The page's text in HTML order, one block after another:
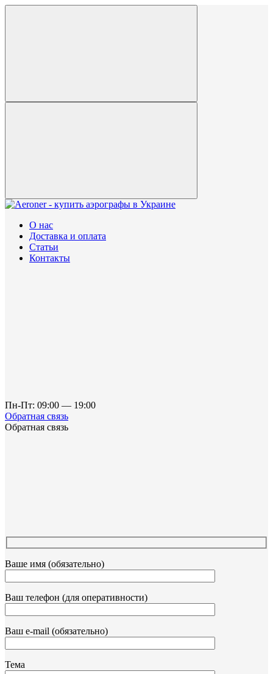
О нас
Доставка и оплата
Статьи
Контакты
Пн-Пт: 09:00 — 19:00
Обратная связь
Обратная связь
Ваше имя (обязательно)
Ваш телефон (для оперативности)
Ваш e-mail (обязательно)
Тема